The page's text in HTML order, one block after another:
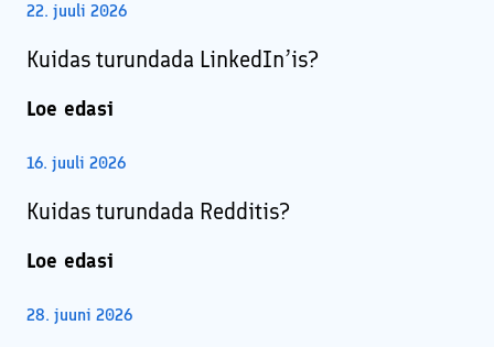
22. juuli 2026
Kuidas turundada LinkedIn’is?
Loe edasi
16. juuli 2026
Kuidas turundada Redditis?
Loe edasi
28. juuni 2026